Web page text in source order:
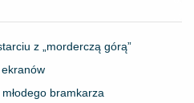
z „morderczą górą”
bramkarza